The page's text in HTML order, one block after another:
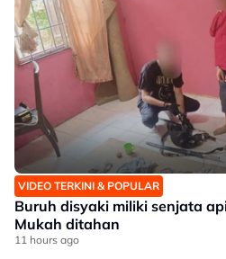
VIDEO TERKINI & POPULAR
Buruh disyaki miliki senjata
Mukah ditahan
11 hours ago